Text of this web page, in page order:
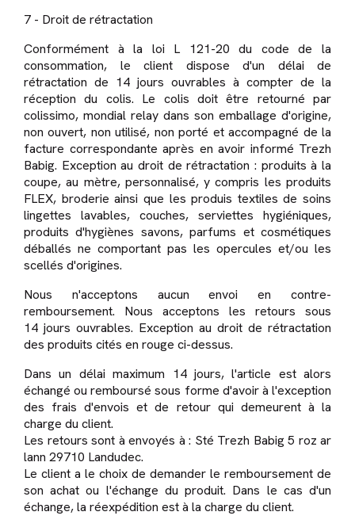
7 - Droit de rétractation
Conformément à la loi L 121-20 du code de la
consommation, le client dispose d'un délai de
rétractation de 14 jours ouvrables à compter de la
réception du colis. Le colis doit être retourné par
colissimo, mondial relay dans son emballage d'origine,
non ouvert, non utilisé, non porté et accompagné de la
facture correspondante après en avoir informé Trezh
Babig. Exception au droit de rétractation : produits à la
coupe, au mètre, personnalisé, y compris les produits
FLEX, broderie ainsi que les produis textiles de soins
lingettes lavables, couches, serviettes hygiéniques,
produits d'hygiènes savons, parfums et cosmétiques
déballés ne comportant pas les opercules et/ou les
scellés d'origines.
Nous n'acceptons aucun envoi en contre-
remboursement. Nous acceptons les retours sous
14 jours ouvrables. Exception au droit de rétractation
des produits cités en rouge ci-dessus.
Dans un délai maximum 14 jours, l'article est alors
échangé ou remboursé sous forme d'avoir à l'exception
des frais d'envois et de retour qui demeurent à la
charge du client.
Les retours sont à envoyés à : Sté Trezh Babig 5 roz ar
lann 29710 Landudec.
Le client a le choix de demander le remboursement de
son achat ou l'échange du produit. Dans le cas d'un
échange, la réexpédition est à la charge du client.